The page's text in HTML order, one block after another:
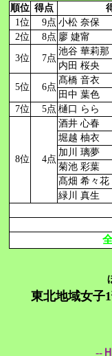
順位 得点
1位
9点 小松 奈保
2位
8点 廖 婕甯
3位 7点
池谷 華莉那
内田 桜央
5位 6点
髙橋 音衣
田中 葉色
7位
5点 樋口 らら
8位 4点
酒井 心春
堀越 柚衣
加川 璃夢
菊池 彩葉
髙畑 希々花
緑川 真生
東北地域女子
--